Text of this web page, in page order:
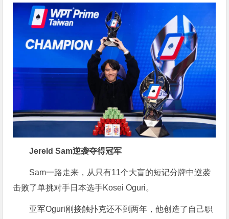
Jereld Sam逆袭夺得冠军
Sam一路走来，从只有11个大盲的短记分牌中逆袭
击败了单挑对手日本选手Kosei Oguri。
亚军Oguri刚接触扑克还不到两年，他创造了自己职